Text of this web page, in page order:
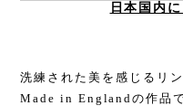
日本国内
洗練された美を感じるリン
Made in Englandの作品で